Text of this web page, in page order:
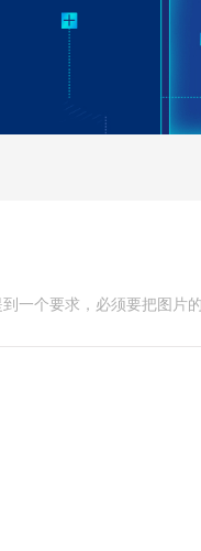
一个要求，必须要把图片